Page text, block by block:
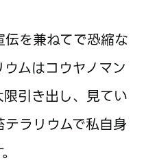
を兼ねてで恐縮な
ムはコウヤノマン
引き出し、見てい
ラリウムで私自身